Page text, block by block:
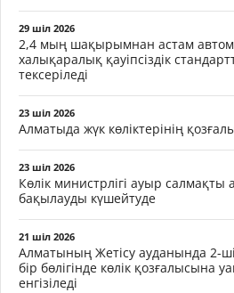
29 шіл 2026
2,4 мың шақырымнан астам
халықаралық қауіпсіздік
тексеріледі
23 шіл 2026
Алматыда жүк көліктерінің
23 шіл 2026
Көлік министрлігі ауыр салмақты
бақылауды күшейтуде
21 шіл 2026
Алматының Жетісу ауданында 2-
бір бөлігінде көлік қозғалысына
енгізіледі